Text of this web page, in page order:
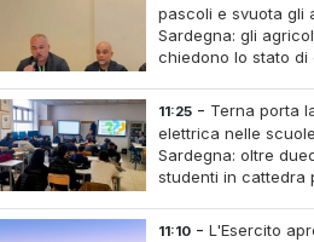
pascoli e svuota gli
Sardegna: gli
chiedono lo stato di
11:25 - Terna porta
elettrica nelle
Sardegna: oltre
studenti in cattedra
11:10 - L'Esercito